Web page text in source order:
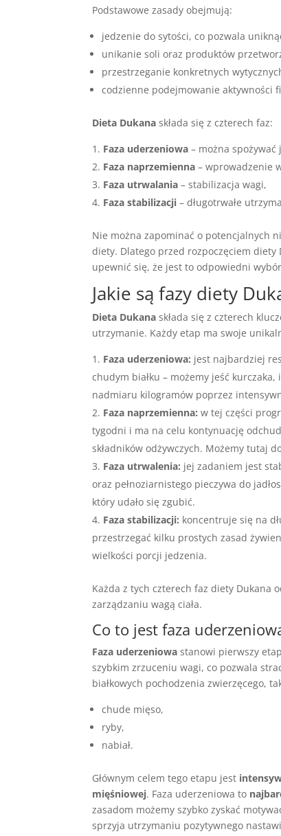
Podstawowe zasady obejmują:
jedzenie do sytości, co pozwala
unikanie soli oraz produktów
przestrzeganie konkretnych
codzienne podejmowanie aktywności
Dieta Dukana składa się z czterech faz:
Faza uderzeniowa – można
Faza naprzemienna – wprowadzenie
Faza utrwalania – stabilizacja wagi,
Faza stabilizacji – długotrwałe
Nie można zapominać o potencjalnych
diety. Dlatego przed rozpoczęciem
upewnić się, że jest to odpowiedni
Jakie są fazy diety
Dieta Dukana składa się z czterech
utrzymanie. Każdy etap ma swoje
Faza uderzeniowa: jest najbardziej
chudym białku – możemy jeść
nadmiaru kilogramów poprzez
Faza naprzemienna: w tej części
tygodni i ma na celu kontynuację
składników odżywczych. Możemy tutaj
Faza utrwalenia: jej zadaniem jest
oraz pełnoziarnistego pieczywa do
który udało się zgubić.
Faza stabilizacji: koncentruje się na
przestrzegać kilku prostych zasad
wielkości porcji jedzenia.
Każda z tych czterech faz diety Dukana
zarządzaniu wagą ciała.
Co to jest faza
Faza uderzeniowa stanowi pierwszy
szybkim zrzuceniu wagi, co pozwala
białkowych pochodzenia zwierzęcego,
chude mięso,
ryby,
nabiał.
Głównym celem tego etapu jest
mięśniowej. Faza uderzeniowa to
zasadom możemy szybko zyskać
sprzyja utrzymaniu pozytywnego